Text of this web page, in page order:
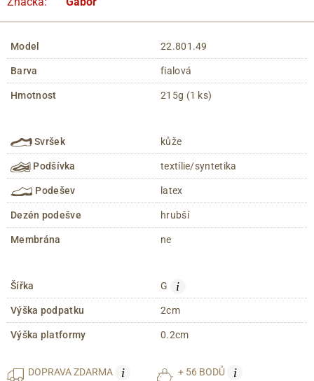
Model 22.801.49
Barva fialová
Hmotnost 215g (1 ks)
Svršek kůže
Podšívka textílie/syntetika
Podešev latex
Dezén podešve hrubší
Membrána ne
Šířka G i
Výška podpatku 2cm
Výška platformy 0.2cm
DOPRAVAZDARMA i + 56 BODŮ i